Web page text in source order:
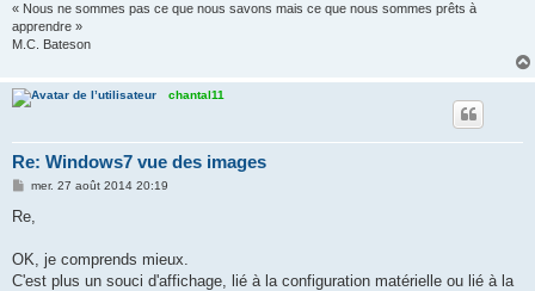
« Nous ne sommes pas ce que nous savons mais ce que nous sommes prêts à
apprendre »
M.C. Bateson
chantal11
Re: Windows7 vue des images
M
s
g
mer. 27 août 2014 20:19
Re,
OK, je comprends mieux.
C'est plus un souci d'affichage, lié à la configuration matérielle ou lié à la